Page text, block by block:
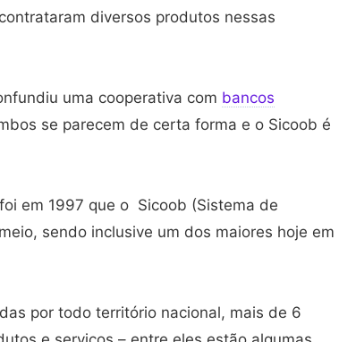
diversos produtos nessas
uma cooperativa com bancos
se parecem de certa forma e o Sicoob é
em 1997 que o Sicoob (Sistema de
sendo inclusive um dos maiores hoje em
por todo território nacional, mais de 6